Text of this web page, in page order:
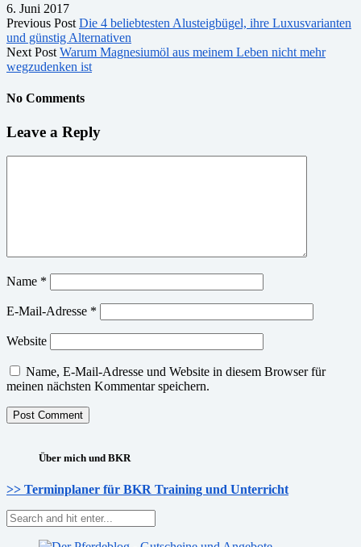
6. Juni 2017
Previous Post Die 4 beliebtesten Alusteigbügel, ihre Luxusvarianten
und günstig Alternativen
Next Post Warum Magnesiumöl aus meinem Leben nicht mehr
wegzudenken ist
No Comments
Leave a Reply
Name *
E-Mail-Adresse *
Website
Name, E-Mail-Adresse und Website in diesem Browser für
meinen nächsten Kommentar speichern.
Über mich und BKR
>> Terminplaner für BKR Training und Unterricht